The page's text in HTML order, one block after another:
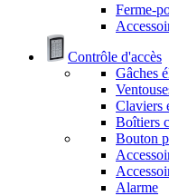
Ferme-
Contrôle d'accès
Gâches
Claviers
Boîtiers
Bouton
Alarme